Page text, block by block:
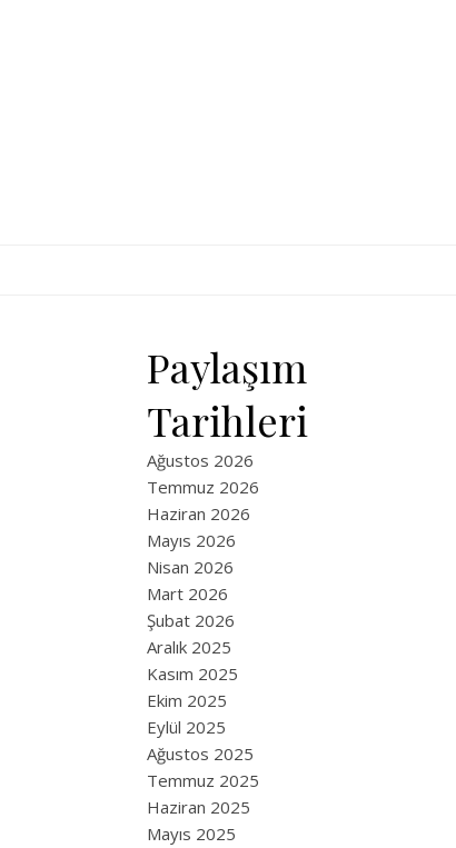
Paylaşım
Tarihleri
Ağustos 2026
Temmuz 2026
Haziran 2026
Mayıs 2026
Nisan 2026
Mart 2026
Şubat 2026
Aralık 2025
Kasım 2025
Ekim 2025
Eylül 2025
Ağustos 2025
Temmuz 2025
Haziran 2025
Mayıs 2025